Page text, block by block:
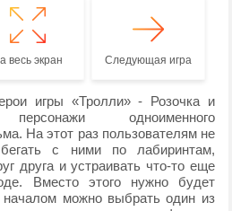
весь экран Следующая игра
игры «Тролли» - Розочка и
одноименного
На этот раз пользователям не
с ними по лабиринтам,
друга и устраивать что-то еще
Вместо этого нужно будет
можно выбрать один из